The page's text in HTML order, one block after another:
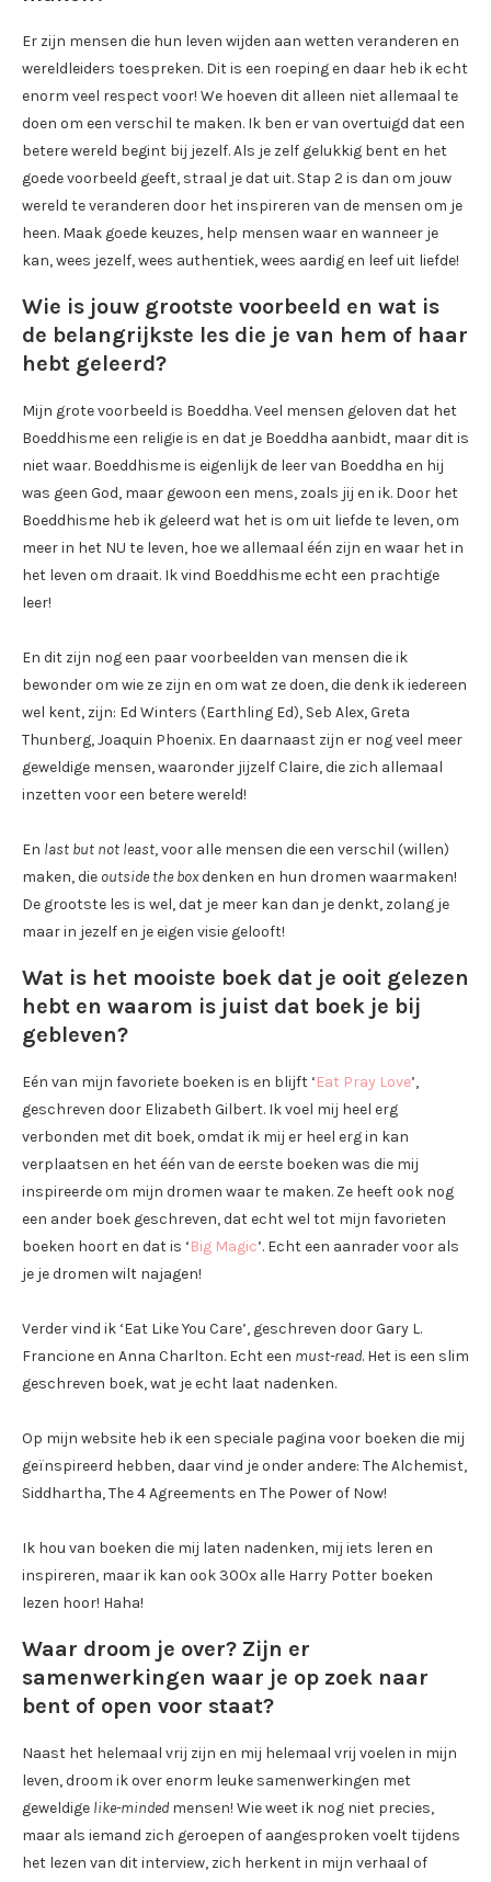
Er zijn mensen die hun leven wijden aan wetten veranderen en
wereldleiders toespreken. Dit is een roeping en daar heb ik echt
enorm veel respect voor! We hoeven dit alleen niet allemaal te
doen om een verschil te maken. Ik ben er van overtuigd dat een
betere wereld begint bij jezelf. Als je zelf gelukkig bent en het
goede voorbeeld geeft, straal je dat uit. Stap 2 is dan om jouw
wereld te veranderen door het inspireren van de mensen om je
heen. Maak goede keuzes, help mensen waar en wanneer je
kan, wees jezelf, wees authentiek, wees aardig en leef uit liefde!
Wie is jouw grootste voorbeeld en wat is
de belangrijkste les die je van hem of haar
hebt geleerd?
Mijn grote voorbeeld is Boeddha. Veel mensen geloven dat het
Boeddhisme een religie is en dat je Boeddha aanbidt, maar dit is
niet waar. Boeddhisme is eigenlijk de leer van Boeddha en hij
was geen God, maar gewoon een mens, zoals jij en ik. Door het
Boeddhisme heb ik geleerd wat het is om uit liefde te leven, om
meer in het NU te leven, hoe we allemaal één zijn en waar het in
het leven om draait. Ik vind Boeddhisme echt een prachtige
leer!
En dit zijn nog een paar voorbeelden van mensen die ik
bewonder om wie ze zijn en om wat ze doen, die denk ik iedereen
wel kent, zijn: Ed Winters (Earthling Ed), Seb Alex, Greta
Thunberg, Joaquin Phoenix. En daarnaast zijn er nog veel meer
geweldige mensen, waaronder jijzelf Claire, die zich allemaal
inzetten voor een betere wereld!
En last but not least, voor alle mensen die een verschil (willen)
maken, die outside the boxdenken en hun dromen waarmaken!
De grootste les is wel, dat je meer kan dan je denkt, zolang je
maar in jezelf en je eigen visie gelooft!
Wat is het mooiste boek dat je ooit gelezen
hebt en waarom is juist dat boek je bij
gebleven?
Eén van mijn favoriete boeken is en blijft ‘Eat Pray Love’,
geschreven door Elizabeth Gilbert. Ik voel mij heel erg
verbonden met dit boek, omdat ik mij er heel erg in kan
verplaatsen en het één van de eerste boeken was die mij
inspireerde om mijn dromen waar te maken. Ze heeft ook nog
een ander boek geschreven, dat echt wel tot mijn favorieten
boeken hoort en dat is ‘Big Magic’. Echt een aanrader voor als
je je dromen wilt najagen!
Verder vind ik ‘Eat Like You Care’, geschreven door Gary L.
Francione en Anna Charlton. Echt een must-read. Het is een slim
geschreven boek, wat je echt laat nadenken.
Op mijn website heb ik een speciale pagina voor boeken die mij
geïnspireerd hebben, daar vind je onder andere: The Alchemist,
Siddhartha, The 4 Agreements en The Power of Now!
Ik hou van boeken die mij laten nadenken, mij iets leren en
inspireren, maar ik kan ook 300x alle Harry Potter boeken
lezen hoor! Haha!
Waar droom je over? Zijn er
samenwerkingen waar je op zoek naar
bent of open voor staat?
Naast het helemaal vrij zijn en mij helemaal vrij voelen in mijn
leven, droom ik over enorm leuke samenwerkingen met
geweldige like-minded mensen! Wie weet ik nog niet precies,
maar als iemand zich geroepen of aangesproken voelt tijdens
het lezen van dit interview, zich herkent in mijn verhaal of